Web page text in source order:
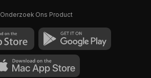
Onderzoek Ons Product